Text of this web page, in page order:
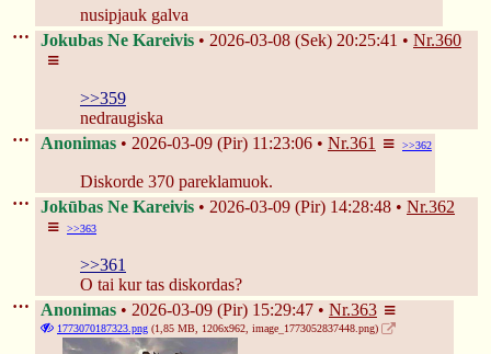
nusipjauk galva
Jokubas Ne Kareivis
2026-03-08 (Sek) 20:25:41 Nr.360
>>359
nedraugiska
Anonimas
2026-03-09 (Pir) 11:23:06 Nr.361 >>362
Diskorde 370 pareklamuok.
Jokūbas Ne Kareivis
2026-03-09 (Pir) 14:28:48 Nr.362
>>363
>>361
O tai kur tas diskordas?
Anonimas
2026-03-09 (Pir) 15:29:47 Nr.363
1773070187323.png (1,85 MB, 1206x962, image_1773052837448.png)